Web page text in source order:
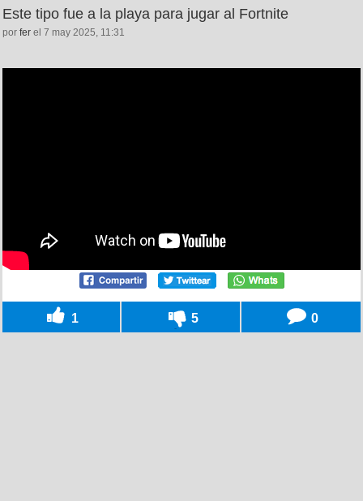
Este tipo fue a la playa para jugar al Fortnite
por fer el 7 may 2025, 11:31
1 5 0